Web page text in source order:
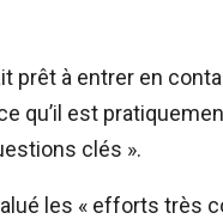
prêt à entrer en
qu’il est
clés ».
les « efforts très